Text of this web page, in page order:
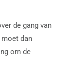
de gang van
dan
om de